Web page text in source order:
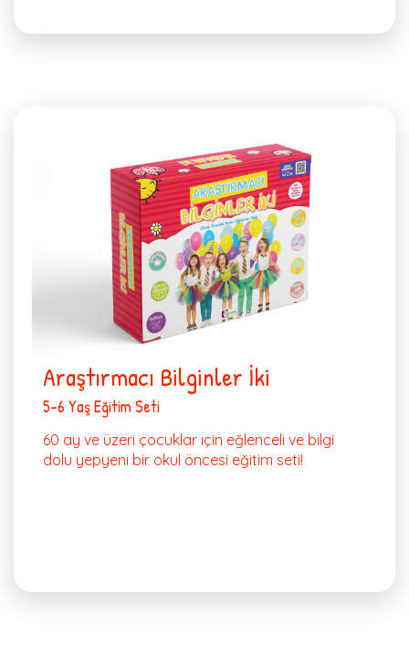
Araştırmacı Bilginler İki
5-6 Yaş Eğitim Seti
60 ay ve üzeri çocuklar ıçin eğlenceli ve bilgi
dolu yepyeni bir okul öncesi eğitim seti!